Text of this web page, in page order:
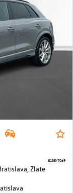
Zlate
8135/7069